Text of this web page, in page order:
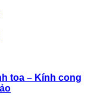
toa – Kính cong